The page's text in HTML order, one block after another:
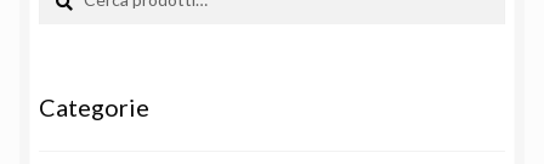
Categorie